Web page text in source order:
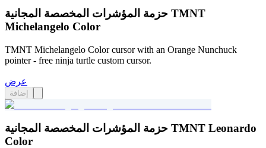
حزمة المؤشرات المخصصة المجانية TMNT
Michelangelo Color
TMNT Michelangelo Color cursor with an Orange Nunchuck
pointer - free ninja turtle custom cursor.
عرض
إضافة
حزمة المؤشرات المخصصة المجانية TMNT Leonardo
Color